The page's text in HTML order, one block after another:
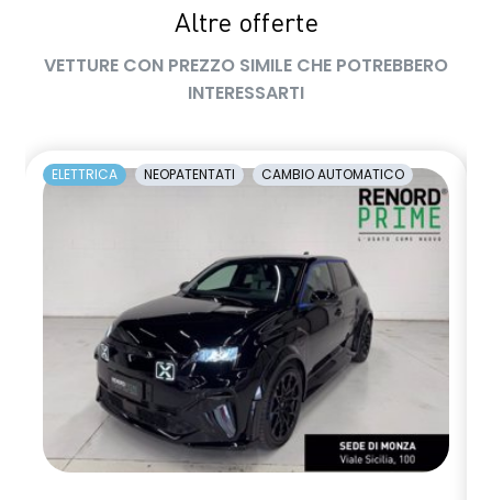
Altre offerte
VETTURE CON PREZZO SIMILE CHE POTREBBERO
INTERESSARTI
ELETTRICA NEOPATENTATI CAMBIO AUTOMATICO